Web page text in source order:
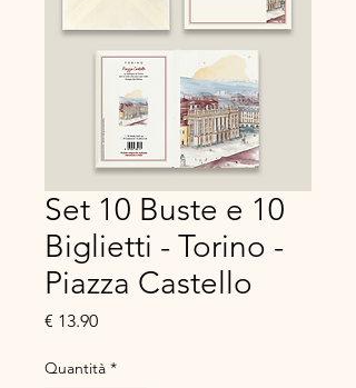
Set 10 Buste e 10
Biglietti - Torino -
Piazza Castello
€ 13.90Prezzo
Quantità *